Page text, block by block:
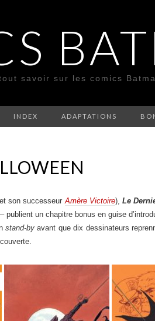
savoir sur les comics
INDEX ADAPTATIONS
son successeurAmère Victoire), Le
un chapitre bonus en guise
stand-by avant que dix dessinateurs